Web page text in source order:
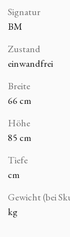
Signatur
BM
Zustand
einwandfrei
Breite
66 cm
Höhe
85 cm
Tiefe
cm
Gewicht (bei
kg